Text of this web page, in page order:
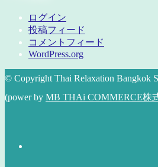
ログイン
投稿フィード
コメントフィード
WordPress.org
© Copyright Thai Relaxation Bangkok
(power by MB THAi COMMERCE株